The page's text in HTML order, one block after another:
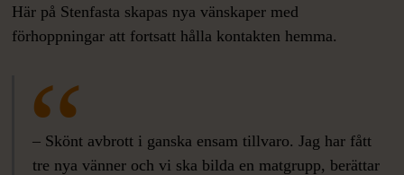
Här på Stenfasta skapas nya vänskaper med
förhoppningar att fortsatt hålla kontakten hemma.
– Skönt avbrott i ganska ensam tillvaro. Jag har fått
tre nya vänner och vi ska bilda en matgrupp, berättar